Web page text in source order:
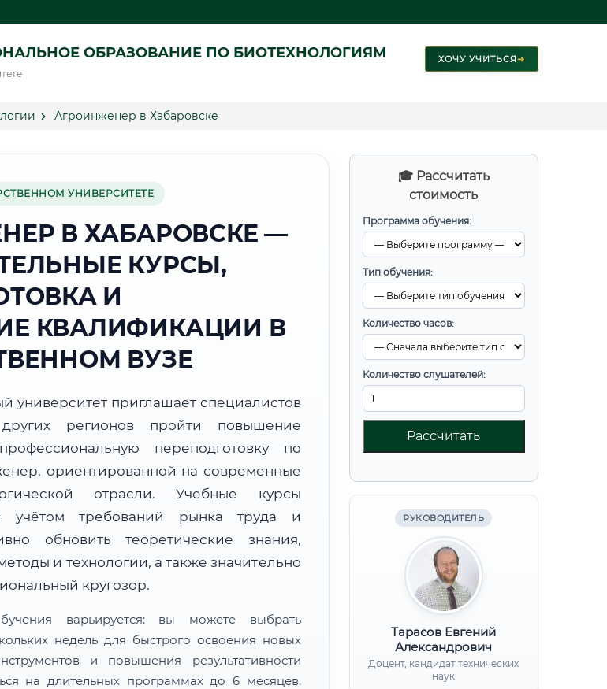
ОБРАЗОВАНИЕ ПО БИОТЕХНОЛОГИЯМ ХОЧУ УЧИТЬСЯ➜
Агроинженер в Хабаровске
🎓 Рассчитать
стоимость
Программа обучения:
Тип обучения:
Количество часов:
Количество слушателей:
Рассчитать
РУКОВОДИТЕЛЬ
Тарасов Евгений
Александрович
Доцент, кандидат технических
наук
УНИВЕРСИТЕТЕ
В ХАБАРОВСКЕ —
КУРСЫ,
И
КВАЛИФИКАЦИИ В
ВУЗЕ
университет приглашает специалистов
регионов пройти повышение
переподготовку по
ориентированной на современные
отрасли. Учебные курсы
учётом требований рынка труда и
обновить теоретические знания,
и технологии, а также значительно
кругозор.
варьируется: вы можете выбрать
недель для быстрого освоения новых
и повышения результативности
на длительных программах до 6 месяцев,